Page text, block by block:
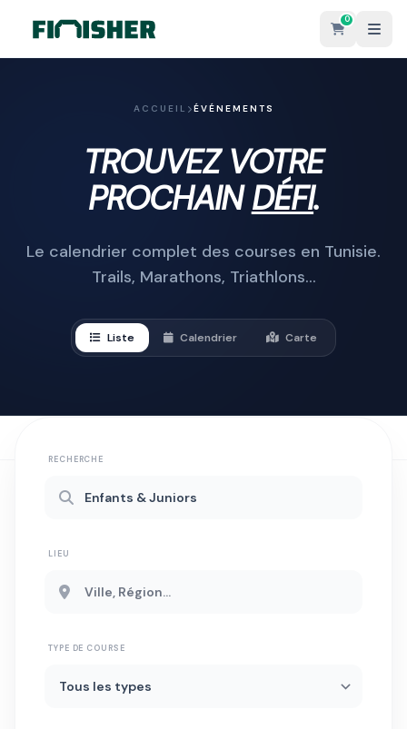
0
ACCUEIL ÉVÉNEMENTS
TROUVEZ VOTRE
PROCHAINDÉFI.
Le calendrier complet des courses en Tunisie.
Trails, Marathons, Triathlons...
Liste Calendrier Carte
RECHERCHE
LIEU
TYPE DE COURSE